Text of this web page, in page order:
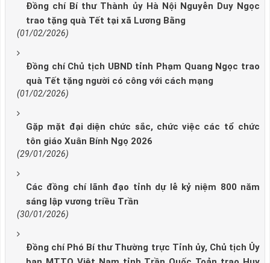
Đồng chí Bí thư Thành ủy Hà Nội Nguyễn Duy Ngọc
trao tặng quà Tết tại xã Lương Bằng
(01/02/2026)
Đồng chí Chủ tịch UBND tỉnh Phạm Quang Ngọc trao
quà Tết tặng người có công với cách mạng
(01/02/2026)
Gặp mặt đại diện chức sắc, chức việc các tổ chức
tôn giáo Xuân Bính Ngọ 2026
(29/01/2026)
Các đồng chí lãnh đạo tỉnh dự lễ kỷ niệm 800 năm
sáng lập vương triều Trần
(30/01/2026)
Đồng chí Phó Bí thư Thường trực Tỉnh ủy, Chủ tịch Ủy